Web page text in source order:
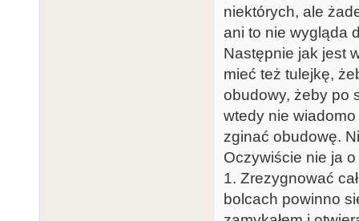
niektórych, ale
ani to nie wygląda
Następnie jak jest
mieć też tulejkę,
obudowy, żeby po
wtedy nie
zginać obudowę.
Oczywiście nie ja
1. Zrezygnować
bolcach powinno